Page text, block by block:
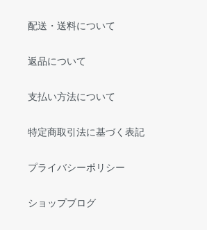
配送・送料について
返品について
支払い方法について
特定商取引法に基づく表記
プライバシーポリシー
ショップブログ